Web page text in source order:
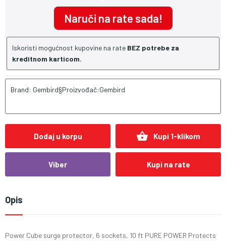
Naruči na rate sada!
Iskoristi mogućnost kupovine na rate BEZ potrebe za
kreditnom karticom.
Brand: Gembird§Proizvođač:Gembird
Dodaj u korpu shopping_basket Kupi 1-klikom
Viber Kupi na rate
Opis
Power Cube surge protector, 6 sockets, 10 ft PURE POWER Protects